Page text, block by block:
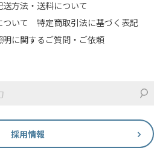
送方法・送料について
ついて
特定商取引法に基づく表記
明に関するご質問・ご依頼
採用情報